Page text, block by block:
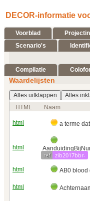
DECOR-informatie
Voorblad
Scenario's
Compilatie
Waardelijsten
Alles uitklappen
Alles
HTML
Naam
html a terme
html
ref zib2017bbr-
html AB0 blood
html